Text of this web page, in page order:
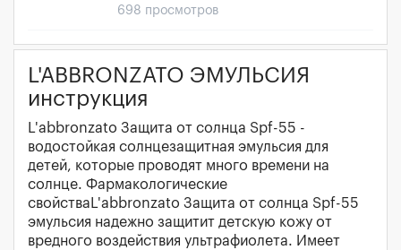
698 просмотров
L'ABBRONZATO ЭМУЛЬСИЯ
инструкция
L'abbronzato Защита от солнца Spf-55 -
водостойкая солнцезащитная эмульсия для
детей, которые проводят много времени на
солнце. Фармакологические
свойстваL'abbronzato Защита от солнца Spf-55
эмульсия надежно защитит детскую кожу от
вредного воздействия ультрафиолета. Имеет